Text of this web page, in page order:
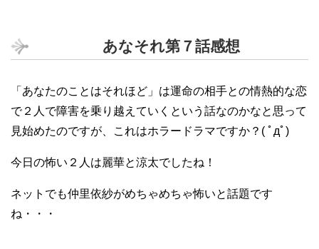
あなそれ第７話感想
「あなたのことはそれほど」は運命の相手との情熱的な恋
で２人で障害を乗り越えていくという話なのかなと思って
見始めたのですが、これはホラードラマですか？( ﾟдﾟ)
今日の怖い２人は麗華と涼太でしたね！
ネットでも仲里依紗がめちゃめちゃ怖いと話題です
ね・・・